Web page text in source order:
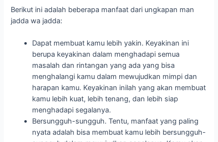
nyata adalah bisa membuat kamu lebih bersungguh-
sungguh dalam mewujudkan segalanya. Kamu akan
bersungguh-sunggu.
Tidak pernah kalah. Nah, manfaat selanjutnya adalah
membuat kamu tidak akan pernah merasa
dikalahkan dengan apapun, termasuk oleh masalah-
masalah yang terus menghampiri.
Tidak mudah putus asa. Salah satu alasan kegagalan
seseorang dalam mewujudkan impiannya adalah
rasa mudah putus asa. Namun, dengan benar-benar
memahami ungkapan ini, dan menyadari dalil-dalil